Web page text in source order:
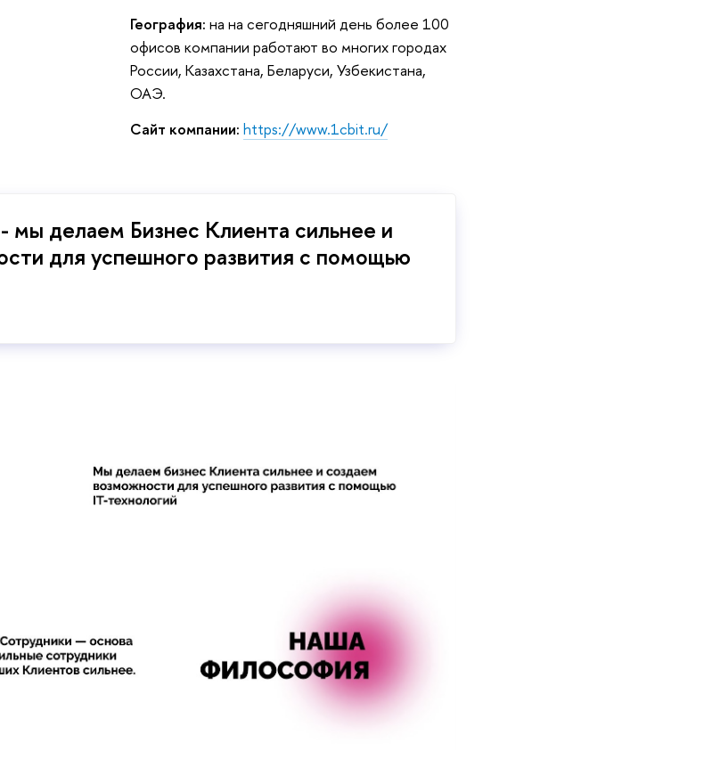
География: на на сегодняшний день более 100
офисов компании работают во многих городах
России, Казахстана, Беларуси, Узбекистана,
ОАЭ.
Сайт компании: https://www.1cbit.ru/
мы делаем Бизнес Клиента сильнее и
для успешного развития с помощью